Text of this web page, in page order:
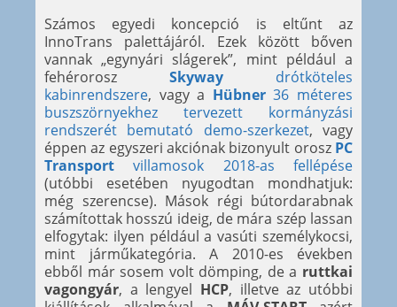
Számos egyedi koncepció is eltűnt az
InnoTrans palettájáról. Ezek között bőven
vannak „egynyári slágerek”, mint például a
fehérorosz Skyway drótköteles
kabinrendszere, vagy a Hübner36 méteres
buszszörnyekhez tervezett kormányzási
rendszerét bemutató demo-szerkezet, vagy
éppen az egyszeri akciónak bizonyult orosz PC
Transport villamosok 2018-as fellépése
(utóbbi esetében nyugodtan mondhatjuk:
még szerencse). Mások régi bútordarabnak
számítottak hosszú ideig, de mára szép lassan
elfogytak: ilyen például a vasúti személykocsi,
mint járműkategória. A 2010-es években
ebből már sosem volt dömping, de a ruttkai
vagongyár, a lengyel HCP, illetve az utóbbi